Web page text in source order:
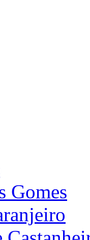
Gomes